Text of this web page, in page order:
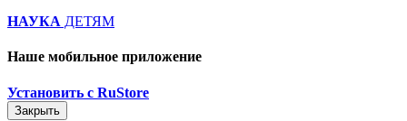
НАУКА ДЕТЯМ
Наше мобильное приложение
Установить с RuStore
Закрыть